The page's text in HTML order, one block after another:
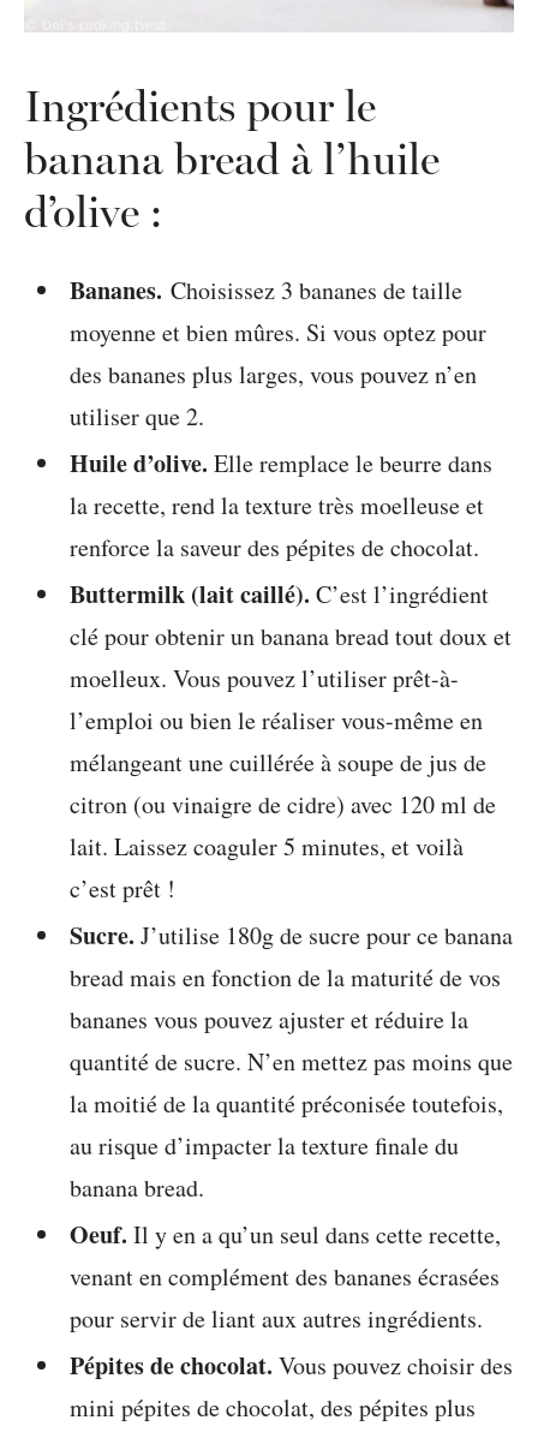
Ingrédients pour le
banana bread à l’huile
d’olive :
Bananes. Choisissez 3 bananes de taille
moyenne et bien mûres. Si vous optez pour
des bananes plus larges, vous pouvez n’en
utiliser que 2.
Huile d’olive. Elle remplace le beurre dans
la recette, rend la texture très moelleuse et
renforce la saveur des pépites de chocolat.
Buttermilk (lait caillé). C’est l’ingrédient
clé pour obtenir un banana bread tout doux et
moelleux. Vous pouvez l’utiliser prêt-à-
l’emploi ou bien le réaliser vous-même en
mélangeant une cuillérée à soupe de jus de
citron (ou vinaigre de cidre) avec 120 ml de
lait. Laissez coaguler 5 minutes, et voilà
c’est prêt !
Sucre. J’utilise 180g de sucre pour ce banana
bread mais en fonction de la maturité de vos
bananes vous pouvez ajuster et réduire la
quantité de sucre. N’en mettez pas moins que
la moitié de la quantité préconisée toutefois,
au risque d’impacter la texture finale du
banana bread.
Oeuf. Il y en a qu’un seul dans cette recette,
venant en complément des bananes écrasées
pour servir de liant aux autres ingrédients.
Pépites de chocolat. Vous pouvez choisir des
mini pépites de chocolat, des pépites plus